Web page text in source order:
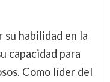
su habilidad en la
capacidad para
Como líder del